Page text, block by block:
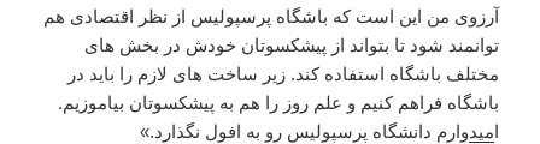
آرزوی من این است که باشگاه پرسپولیس از نظر اقتصادی هم
توانمند شود تا بتواند از پیشکسوتان خودش در بخش های
مختلف باشگاه استفاده کند. زیر ساخت های لازم را باید در
باشگاه فراهم کنیم و علم روز را هم به پیشکسوتان بیاموزیم.
امیدوارم دانشگاه پرسپولیس رو به افول نگذارد.»